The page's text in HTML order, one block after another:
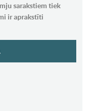
sarakstiem tiek
ir aprakstīti